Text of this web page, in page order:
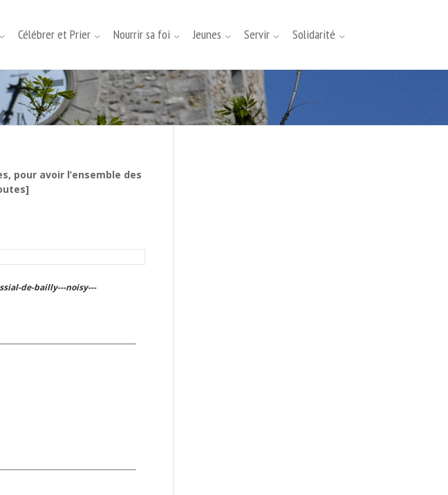
Célébrer et Prier Nourrir sa foi Jeunes Servir Solidarité
pour avoir l’ensemble des
de-bailly---noisy---